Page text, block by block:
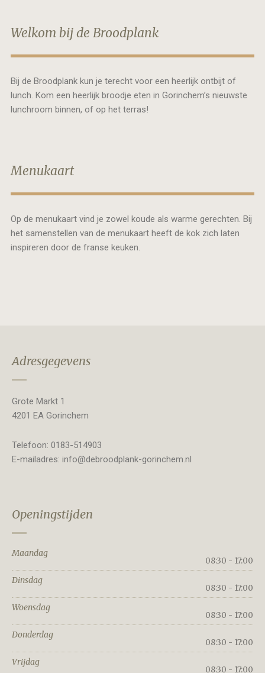
Welkom bij de Broodplank
Bij de Broodplank kun je terecht voor een heerlijk ontbijt of
lunch. Kom een heerlijk broodje eten in Gorinchem’s nieuwste
lunchroom binnen, of op het terras!
Menukaart
Op de menukaart vind je zowel koude als warme gerechten. Bij
het samenstellen van de menukaart heeft de kok zich laten
inspireren door de franse keuken.
Adresgegevens
Grote Markt 1
4201 EA Gorinchem
Telefoon: 0183-514903
E-mailadres: info@debroodplank-gorinchem.nl
Openingstijden
Maandag
08:30 - 17:00
Dinsdag
08:30 - 17:00
Woensdag
08:30 - 17:00
Donderdag
08:30 - 17:00
Vrijdag
08:30 - 17:00